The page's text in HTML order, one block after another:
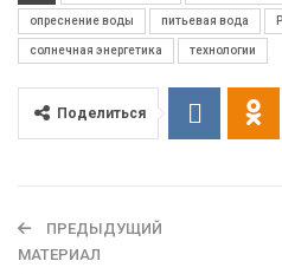
опреснение воды питьевая вода
солнечная энергетика технологии
Поделиться
ПРЕДЫДУЩИЙ
МАТЕРИАЛ